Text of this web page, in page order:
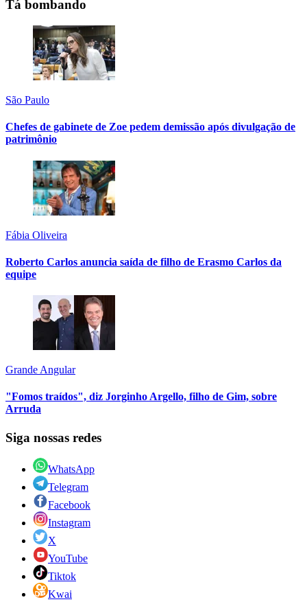
Tá bombando
São Paulo
Chefes de gabinete de Zoe pedem demissão após divulgação de
patrimônio
Fábia Oliveira
Roberto Carlos anuncia saída de filho de Erasmo Carlos da
equipe
Grande Angular
"Fomos traídos", diz Jorginho Argello, filho de Gim, sobre
Arruda
Siga nossas redes
WhatsApp
Telegram
Facebook
Instagram
X
YouTube
Tiktok
Kwai